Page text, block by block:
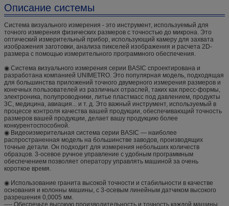
Описание системы
Система визуального измерения - это инструмент, используемый для
точного измерения физических размеров с точностью до микрона. Это
оптический измерительный прибор, использующий камеру для захвата
изображения заготовки, анализа пикселей изображения и расчета 2D-
размера с помощью измерительного программного обеспечения.
◉ Система визуального измерения серии BASIC спроектирована и
разработана компанией UNIMETRO. Это популярная модель, подходящая
для большинства приложений точного двумерного измерения размеров и
конечных пользователей из различных отраслей, таких как пресс-формы,
электроника, полупроводники, литье пластмасс под давлением, продукты
3C, медицина, авиация... и т. д. Это важный инструмент, используемый в
процессе контроля качества вашей продукции, обеспечивающий точность
размеров вашей продукции, делает вашу продукцию более
конкурентоспособной.
◉ Видеоизмерительная система серии BASIC — наиболее
распространенная модель на большинстве заводов, производящих
точные детали. Он подходит для измерения небольших количеств
образцов. 3-осевое ручное управление с удобным программным
обеспечением позволяет оператору управлять машиной за очень
короткое время.
◉ Использование гранита высокой точности и стабильности в качестве
основания и колонны машины, с 3-осевым линейным датчиком высокого
разрешения 0,0005 мм.
---- Обеспечьте высокую производительность и точность каждой машины.